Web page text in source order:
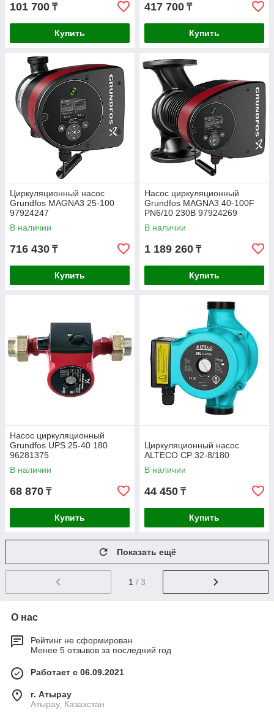
101 700 ₸
Купить
417 700 ₸
Купить
Циркуляционный насос
Grundfos MAGNA3 25-100
97924247
В наличии
716 430 ₸
Купить
Насос циркуляционный
Grundfos MAGNA3 40-100F
PN6/10 230В 97924269
В наличии
1 189 260 ₸
Купить
Насос циркуляционный
Grundfos UPS 25-40 180
96281375
В наличии
68 870 ₸
Купить
Циркуляционный насос
ALTECO CP 32-8/180
В наличии
44 450 ₸
Купить
Показать ещё
1 / 3
О нас
Рейтинг не сформирован
Менее 5 отзывов за последний год
Работает с 06.09.2021
г. Атырау
Атырау, Казахстан